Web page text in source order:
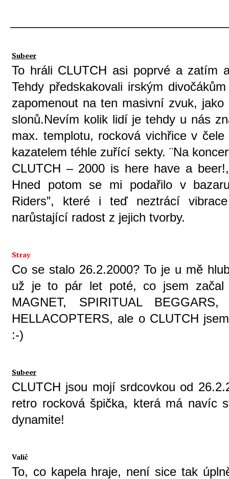
Subeer
To hráli CLUTCH asi poprvé a zatím
Tehdy předskakovali irským
zapomenout na ten masivní zvuk,
slonů.Nevím kolik lidí je tehdy u nás
max. templotu, rocková vichřice v
kazatelem téhle zuřící sekty. ¨Na
CLUTCH – 2000 is here have a
Hned potom se mi podařilo v
Riders”, které i teď neztrácí
narůstající radost z jejich tvorby.
Stray
Co se stalo 26.2.2000? To je u mě
už je to pár let poté, co jsem začal
MAGNET, SPIRITUAL
HELLACOPTERS, ale o CLUTCH
:-)
Subeer
CLUTCH jsou mojí srdcovkou od
retro rocková špička, která má navíc
dynamite!
Valič
To, co kapela hraje, není sice tak